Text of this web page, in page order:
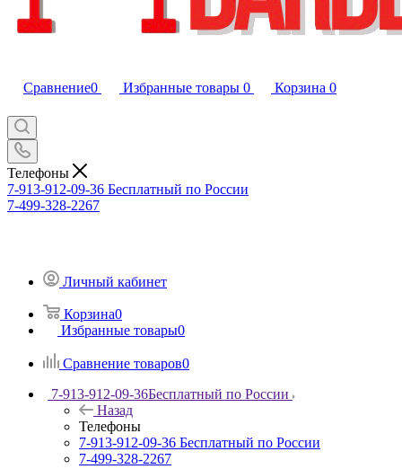
Сравнение0 Избранные товары 0 Корзина 0
Телефоны
7-913-912-09-36 Бесплатный по России
7-499-328-2267
Личный кабинет
Корзина0
Избранные товары0
Сравнение товаров0
7-913-912-09-36Бесплатный по России
Назад
Телефоны
7-913-912-09-36 Бесплатный по России
7-499-328-2267